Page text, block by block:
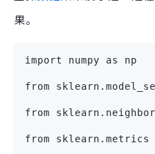
果。
import numpy as np
from
from
from sklearn.metrics